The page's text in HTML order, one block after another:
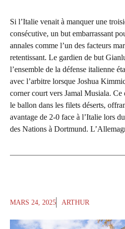
Si l’Italie venait à manquer une
consécutive, un but embarrassant
annales comme l’un des facteurs
retentissant. Le gardien de but
l’ensemble de la défense italienne
avec l’arbitre lorsque Joshua
corner court vers Jamal Musiala. Ce
le ballon dans les filets déserts,
avantage de 2-0 face à l’Italie lors
des Nations à Dortmund.
MARS 24, 2025 ARTHUR